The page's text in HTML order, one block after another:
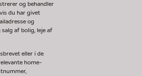
og behandler
du har givet
og
af bolig, leje af
eller i de
home-